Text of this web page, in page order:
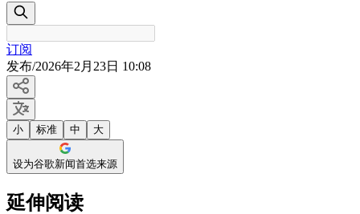
订阅
发布/2026年2月23日 10:08
小 标准 中 大
设为谷歌新闻首选来源
延伸阅读